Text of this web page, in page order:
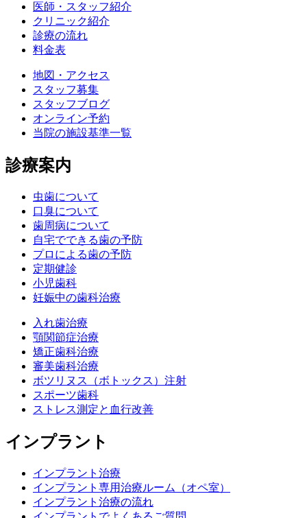
医師・スタッフ紹介
クリニック紹介
診療の流れ
料金表
地図・アクセス
スタッフ募集
スタッフブログ
オンライン予約
当院の施設基準一覧
診療案内
虫歯について
口臭について
歯周病について
自宅でできる歯の予防
プロによる歯の予防
定期健診
小児歯科
妊娠中の歯科治療
入れ歯治療
顎関節症治療
矯正歯科治療
審美歯科治療
ボツリヌス（ボトックス）注射
スポーツ歯科
ストレス測定と血行改善
インプラント
インプラント治療
インプラント専用治療ルーム（オペ室）
インプラント治療の流れ